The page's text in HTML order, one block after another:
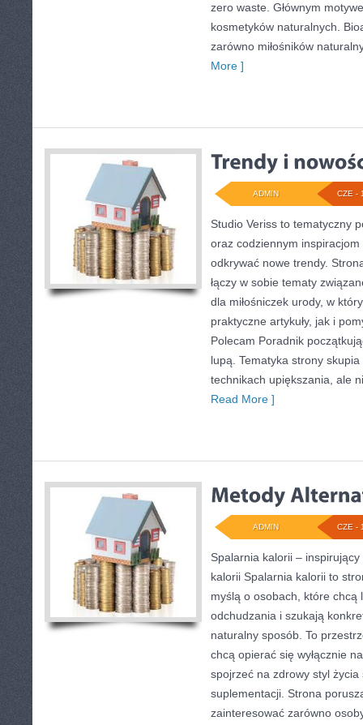
zero waste. Głównym
kosmetyków naturalnych.
zarówno miłośników
More ]
CZE -
ADMIN
Studio Veriss to tematyczny
oraz codziennym
odkrywać nowe trendy.
łączy w sobie tematy
dla miłośniczek urody, w
praktyczne artykuły, jak i
Polecam Poradnik
lupą. Tematyka strony
technikach upiększania, ale
Read More ]
CZE -
ADMIN
Spalarnia kalorii –
kalorii Spalarnia kalorii to
myślą o osobach, które chcą
odchudzania i szukają
naturalny sposób. To
chcą opierać się wyłącznie
spojrzeć na zdrowy styl
suplementacji. Strona
zainteresować zarówno